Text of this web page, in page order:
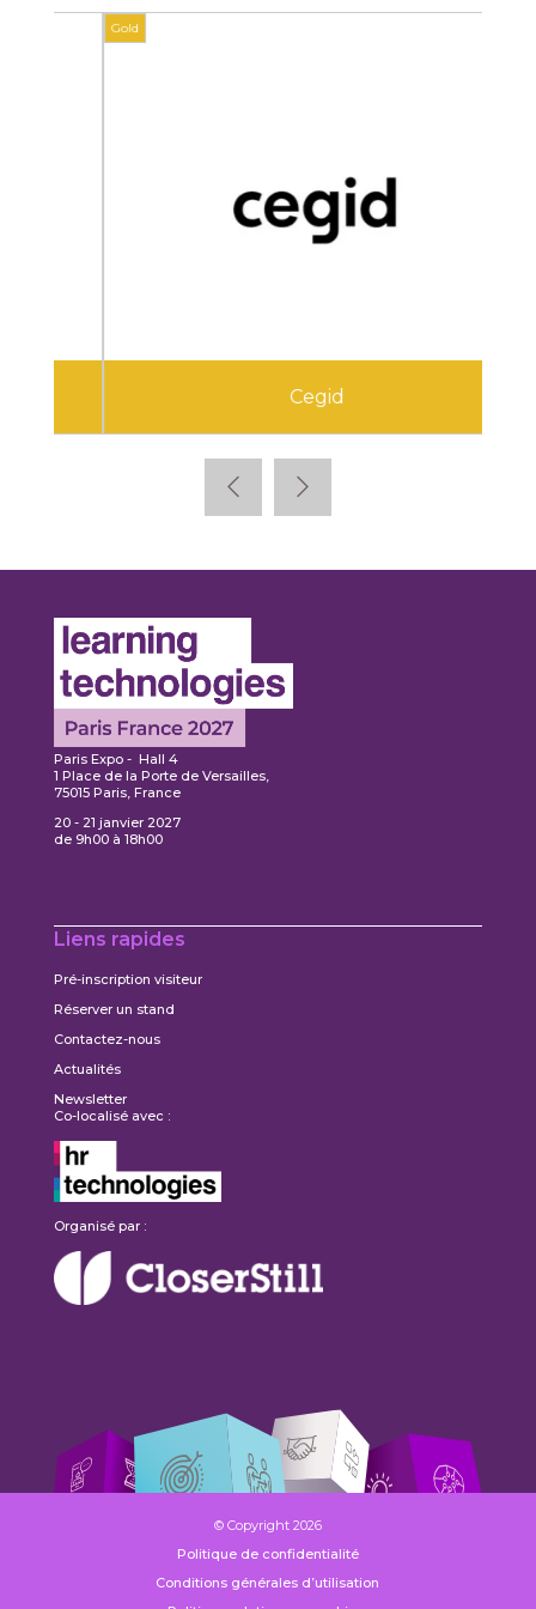
Cegid
Paris Expo - Hall 4
1 Place de la Porte de Versailles,
75015 Paris, France
20 - 21 janvier 2027
de 9h00 à 18h00
Liens rapides
Pré-inscription visiteur
Réserver un stand
Contactez-nous
Actualités
Newsletter
Co-localisé avec :
Organisé par :
© Copyright 2026
Politique de confidentialité
Conditions générales d’utilisation